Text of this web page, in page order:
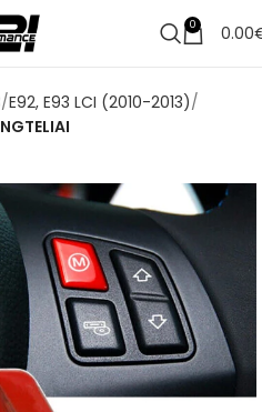
0 0.00
E92, E93 LCI (2010-2013)